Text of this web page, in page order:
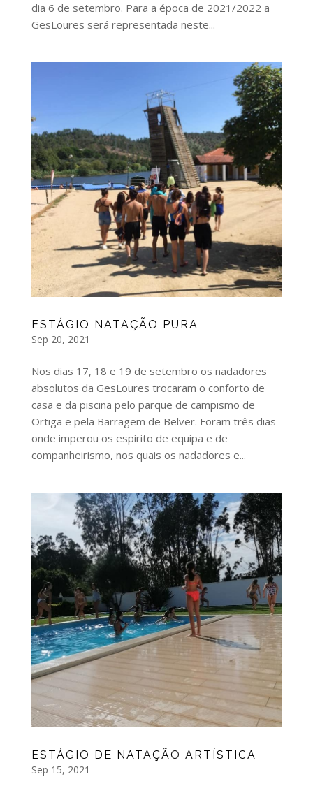
dia 6 de setembro. Para a época de 2021/2022 a
GesLoures será representada neste...
ESTÁGIO NATAÇÃO PURA
Sep 20, 2021
Nos dias 17, 18 e 19 de setembro os nadadores
absolutos da GesLoures trocaram o conforto de
casa e da piscina pelo parque de campismo de
Ortiga e pela Barragem de Belver. Foram três dias
onde imperou os espírito de equipa e de
companheirismo, nos quais os nadadores e...
ESTÁGIO DE NATAÇÃO ARTÍSTICA
Sep 15, 2021